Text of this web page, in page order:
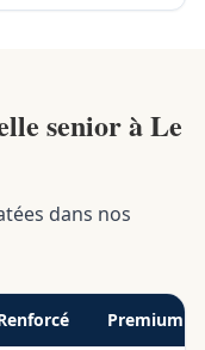
senior à Le
dans nos
Premium